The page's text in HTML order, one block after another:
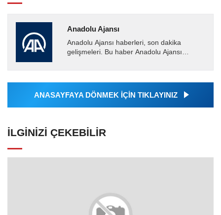
Anadolu Ajansı
Anadolu Ajansı haberleri, son dakika
gelişmeleri. Bu haber Anadolu Ajansı
tarafından geçilen tüm...
ANASAYFAYA DÖNMEK İÇİN TIKLAYINIZ
İLGINIZI ÇEKEBILIR